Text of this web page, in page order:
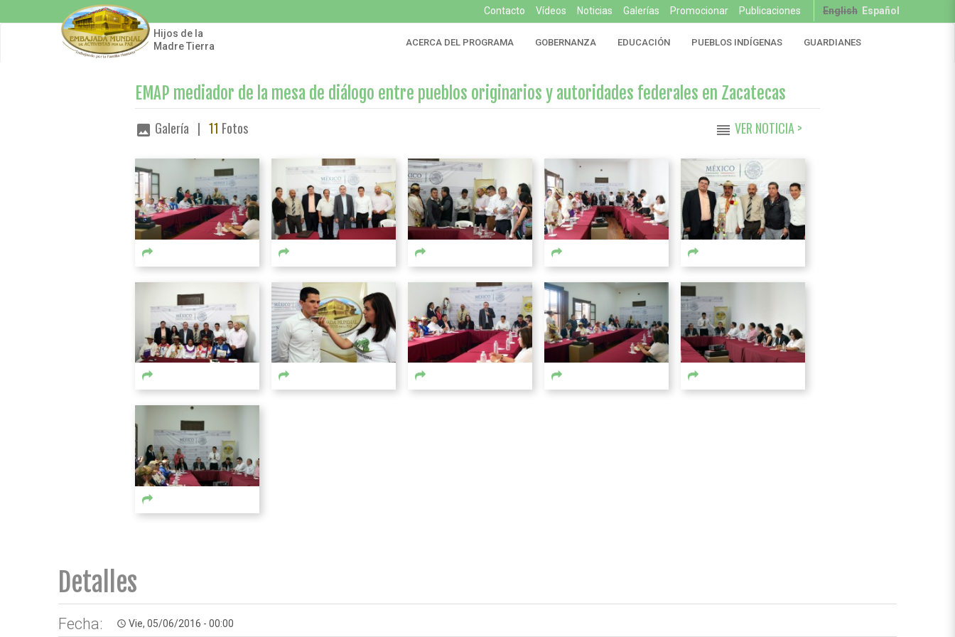
English Español
Contacto Vídeos Noticias Galerías Promocionar
Publicaciones
Hijos de la
Madre Tierra
ACERCA DEL PROGRAMA GOBERNANZA EDUCACIÓN PUEBLOS INDÍGENAS GUARDIANES
EMAP mediador de la mesa de diálogo entre pueblos originarios y autoridades federales en Zacatecas
image Galería |11 Fotos reorder VER NOTICIA >
Detalles
Fecha: access_time Vie, 05/06/2016 - 00:00